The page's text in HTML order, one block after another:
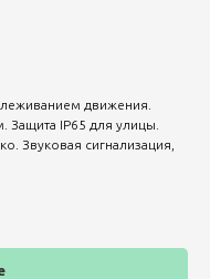
движения.
Защита IP65 для улицы.
Звуковая сигнализация,